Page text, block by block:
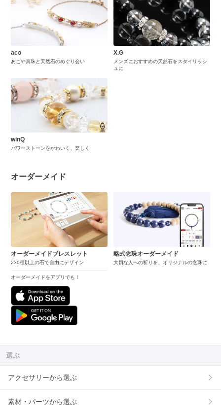
aco
あこや真珠と天然石のめぐり会い
X.G
メンズにおすすめの天然石をスタイリッシ
ュに
winQ
パワーストーンをかわいく、楽しく
オーダーメイド
オーダーメイドブレスレット
230種以上の石で自由にデザイン
オーダーメイドをアプリでも！
略式念珠オーダーメイド
大切な人への祈りを、オリジナルの念珠に
選ぶ
アクセサリーから選ぶ
素材・パーツから選ぶ